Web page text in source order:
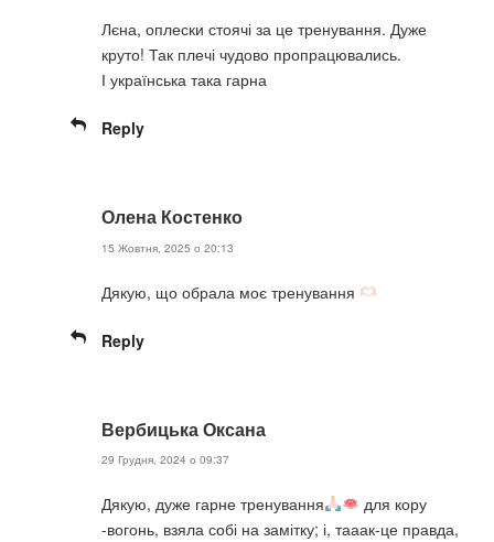
Лєна, оплески стоячі за це тренування. Дуже
круто! Так плечі чудово пропрацювались.
І українська така гарна
Reply
Олена Костенко
15 Жовтня, 2025 о 20:13
Дякую, що обрала моє тренування
Reply
Вербицька Оксана
29 Грудня, 2024 о 09:37
Дякую, дуже гарне тренування
для кору
-вогонь, взяла собі на замітку; і, тааак-це правда,